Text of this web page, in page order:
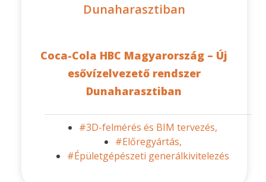
Dunaharasztiban
Coca-Cola HBC Magyarország – Új
esővízelvezető rendszer
Dunaharasztiban
#3D-felmérés és BIM tervezés,
#Előregyártás,
#Épületgépészeti generálkivitelezés